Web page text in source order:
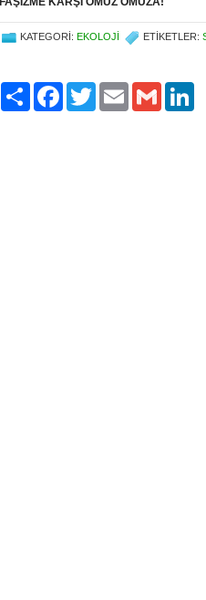
KATEGORI: EKOLOJI ETIKETLER:
Paylaş FacebookTwitter Email Gmail